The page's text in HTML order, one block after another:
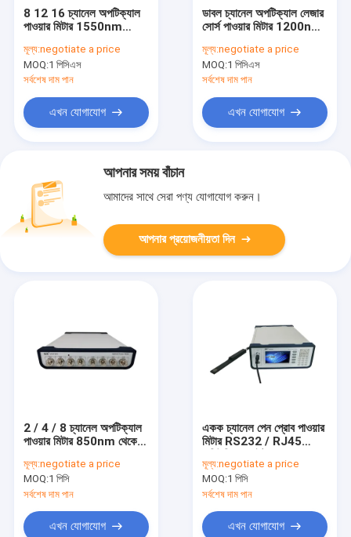
8 12 16 চ্যানেল অপটিক্যাল
পাওয়ার মিটার 1550nm
তরঙ্গদৈর্ঘ্য
মূল্য:negotiate a price
MOQ:1 পিসিএস
সর্বশেষ দাম পান
এখন যোগাযোগ
ডাবল চ্যানেল অপটিক্যাল লেজার
সোর্স পাওয়ার মিটার 1200nm
মূল্য:negotiate a price
MOQ:1 পিসিএস
সর্বশেষ দাম পান
এখন যোগাযোগ
আপনার সময় বাঁচান
আমাদের সাথে সেরা পণ্য যোগাযোগ করুন।
আপনার প্রয়োজনীয়তা দিন
2 / 4 / 8 চ্যানেল অপটিক্যাল
পাওয়ার মিটার 850nm থেকে
মূল্য:negotiate a price
MOQ:1 পিসি
সর্বশেষ দাম পান
এখন যোগাযোগ
একক চ্যানেল পেন প্রোব পাওয়ার
মিটার RS232 / RJ45
মূল্য:negotiate a price
MOQ:1 পিসি
সর্বশেষ দাম পান
এখন যোগাযোগ